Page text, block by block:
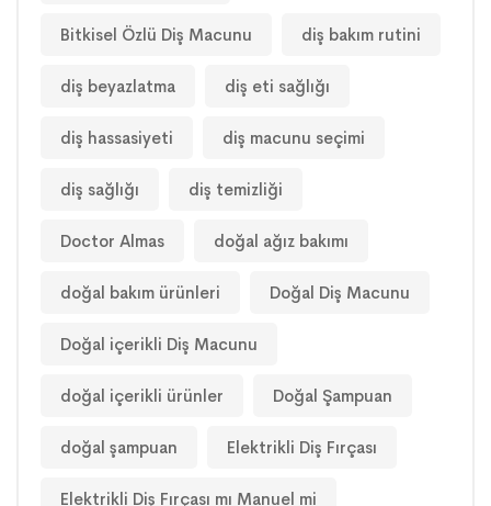
Bitkisel Özlü Diş Macunu diş bakım rutini
diş beyazlatma diş eti sağlığı
diş hassasiyeti diş macunu seçimi
diş sağlığı diş temizliği
Doctor Almas doğal ağız bakımı
doğal bakım ürünleri Doğal Diş Macunu
Doğal içerikli Diş Macunu
doğal içerikli ürünler Doğal Şampuan
doğal şampuan Elektrikli Diş Fırçası
Elektrikli Diş Fırçası mı Manuel mi